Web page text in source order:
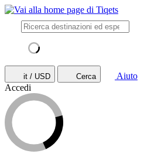
it / USD Cerca
Aiuto
Accedi